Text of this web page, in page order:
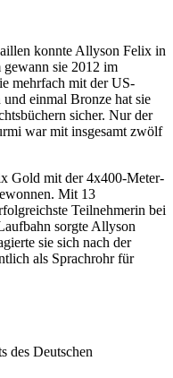
konnte Allyson Felix in
sie 2012 im
mehrfach mit der US-
einmal Bronze hat sie
sicher. Nur der
war mit insgesamt zwölf
Gold mit der 4x400-Meter-
Mit 13
Teilnehmerin bei
sorgte Allyson
sie sich nach der
als Sprachrohr für
des Deutschen